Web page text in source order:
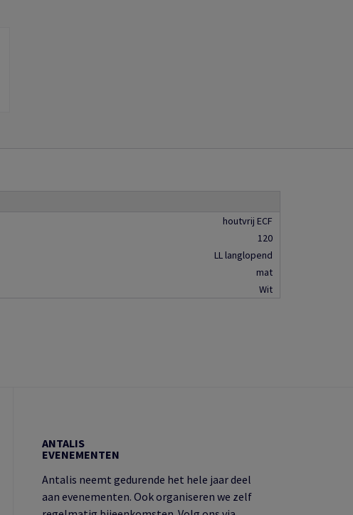
houtvrij ECF
120
LL langlopend
mat
Wit
ANTALIS
EVENEMENTEN
Antalis neemt gedurende het hele jaar deel
aan evenementen. Ook organiseren we zelf